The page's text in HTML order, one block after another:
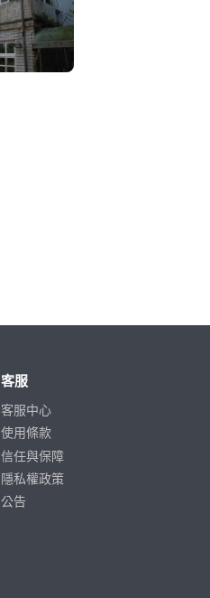
客服
客服中心
使用條款
信任與保障
隱私權政策
公告